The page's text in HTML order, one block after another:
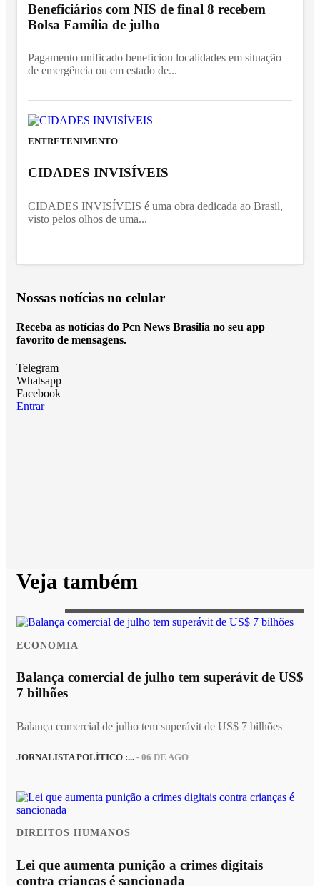
Beneficiários com NIS de final 8 recebem
Bolsa Família de julho
Pagamento unificado beneficiou localidades em situação
de emergência ou em estado de...
ENTRETENIMENTO
CIDADES INVISÍVEIS
CIDADES INVISÍVEIS é uma obra dedicada ao Brasil,
visto pelos olhos de uma...
Nossas notícias no celular
Receba as notícias do Pcn News Brasilia no seu app
favorito de mensagens.
Telegram
Whatsapp
Facebook
Entrar
Veja também
ECONOMIA
Balança comercial de julho tem superávit de US$
7 bilhões
Balança comercial de julho tem superávit de US$ 7 bilhões
JORNALISTA POLÍTICO :... - 06 DE AGO
DIREITOS HUMANOS
Lei que aumenta punição a crimes digitais
contra crianças é sancionada